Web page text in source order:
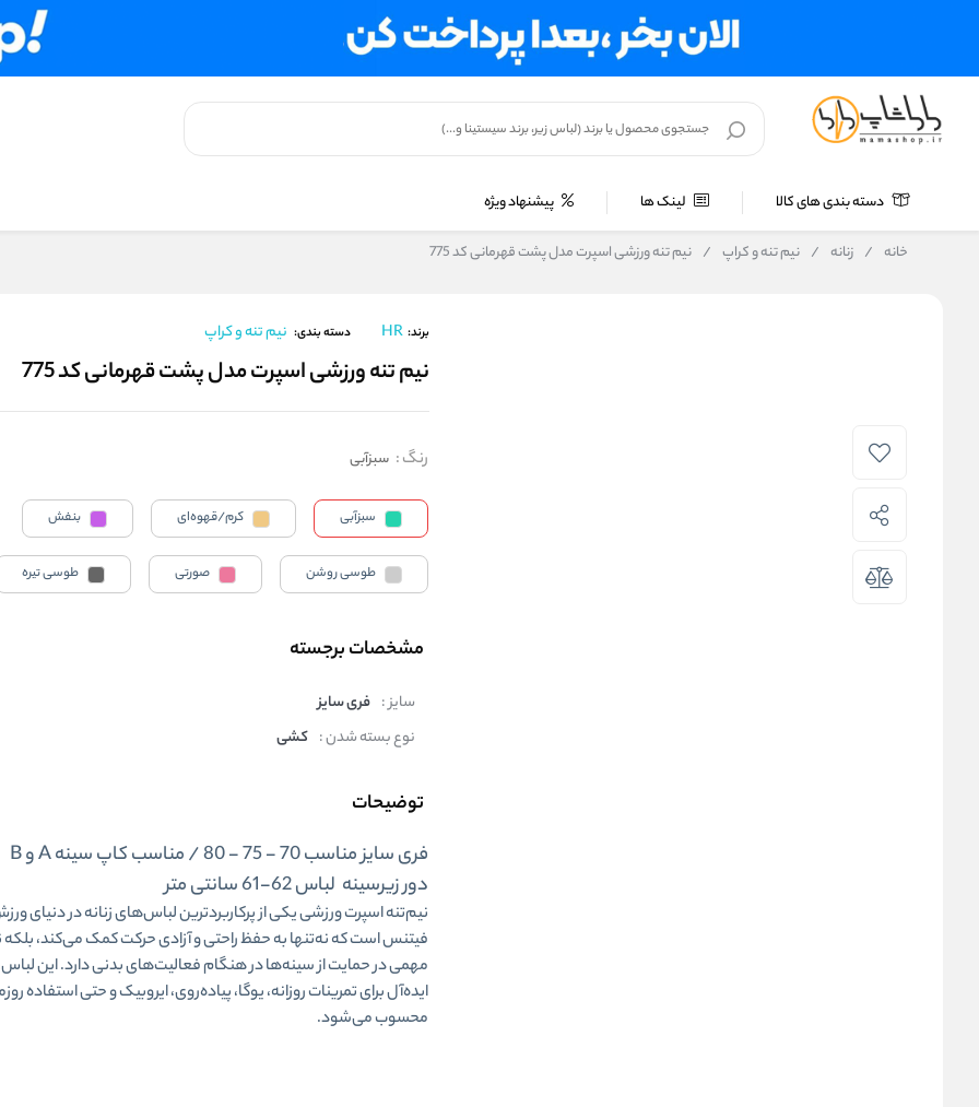
دسته بندی های کالا لینک ها پیشنهاد ویژه
خانه / زنانه / نیم تنه و کراپ / نیم‌ تنه ورزشی اسپرت مدل پشت قهرمانی کد 775
برند: HR دسته بندی: نیم تنه و کراپ
نیم‌ تنه ورزشی اسپرت مدل پشت قهرمانی کد 775
رنگ: سبزآبی
سبزآبی کرم/قهوه‌ای بنفش
طوسی روشن صورتی طوسی تیره
مشخصات برجسته
سایز : فری سایز
نوع بسته شدن : کشی
توضیحات
فری سایز مناسب 70 - 75 - 80 / مناسب کاپ سینه A و B
دور زیرسینه لباس 62-61 سانتی متر
نیم‌تنه اسپرت ورزشی یکی از پرکاربردترین لباس‌های زنانه در دنیای
فیتنس است که نه‌تنها به حفظ راحتی و آزادی حرکت کمک می‌کند،
مهمی در حمایت از سینه‌ها در هنگام فعالیت‌های بدنی دارد. این
ایده‌آل برای تمرینات روزانه، یوگا، پیاده‌روی، ایروبیک و حتی استفاده
محسوب می‌شود.